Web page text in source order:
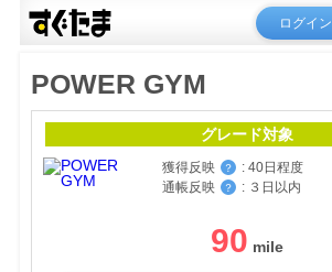
ログイン
POWER GYM
グレード対象
獲得反映 ？ : 40日程度
通帳反映
？ : ３日以内
90